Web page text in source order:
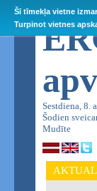
Šī tīmekļa vietne
Turpinot vietnes
Sestdiena, 8.
Šodien
Mudīte